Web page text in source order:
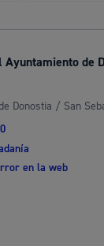
Ayuntamiento de
Donostia / San
en la web